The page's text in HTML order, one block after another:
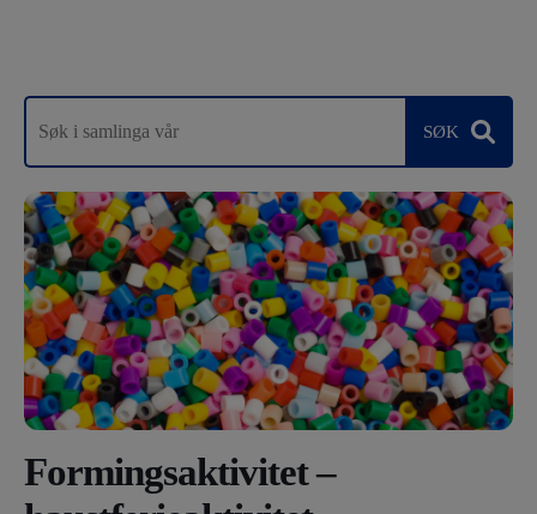
Formingsaktivitet –